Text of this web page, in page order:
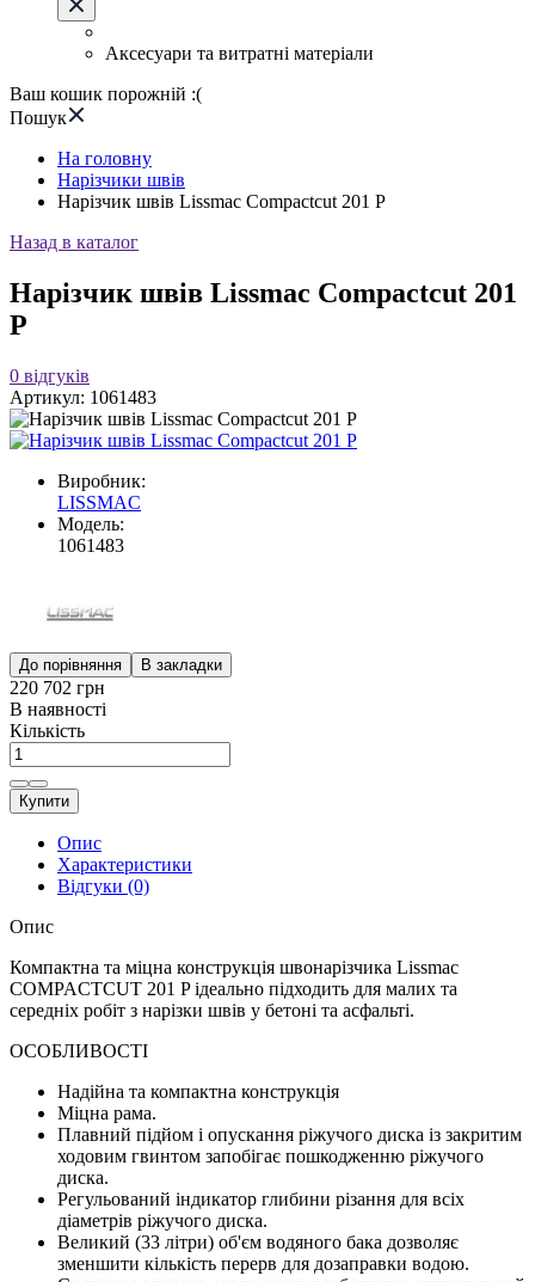
Аксесуари та витратні матеріали
Ваш кошик порожній :(
Пошук
На головну
Нарізчики швів
Нарізчик швів Lissmac Compactcut 201 P
Назад в каталог
Нарізчик швів Lissmac Compactcut 201
P
0 відгуків
Артикул: 1061483
Виробник:
LISSMAC
Модель:
1061483
До порівняння В закладки
220 702 грн
В наявності
Кількість
Купити
Опис
Характеристики
Відгуки (0)
Опис
Компактна та міцна конструкція швонарізчика Lissmac
COMPACTCUT 201 P ідеально підходить для малих та
середніх робіт з нарізки швів у бетоні та асфальті.
ОСОБЛИВОСТІ
Надійна та компактна конструкція
Міцна рама.
Плавний підйом і опускання ріжучого диска із закритим
ходовим гвинтом запобігає пошкодженню ріжучого
диска.
Регульований індикатор глибини різання для всіх
діаметрів ріжучого диска.
Великий (33 літри) об'єм водяного бака дозволяє
зменшити кількість перерв для дозаправки водою.